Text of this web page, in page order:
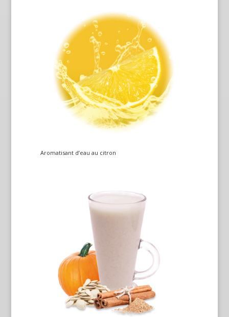
Aromatisant d’eau au citron